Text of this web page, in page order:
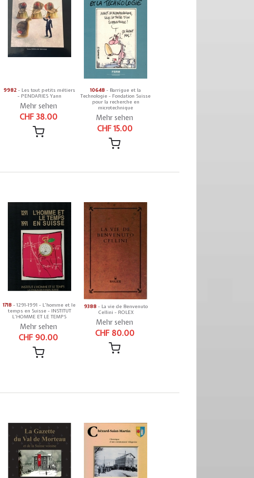
9982 - Les tout petits métiers
- PENDARIES Yann
Mehr sehen
CHF 38.00
10648 - Barrigue et la
Technologie - Fondation Suisse
pour la recherche en
microtechnique
Mehr sehen
CHF 15.00
1718 - 1291-1991 - L'homme et le
temps en Suisse - INSTITUT
L’HOMME ET LE TEMPS
Mehr sehen
CHF 90.00
9388- La vie de Benvenuto
Cellini - ROLEX
Mehr sehen
CHF 80.00